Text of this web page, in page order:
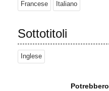
Francese Italiano
Sottotitoli
Inglese